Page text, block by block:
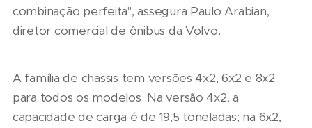
combinação perfeita", assegura Paulo Arabian,
diretor comercial de ônibus da Volvo.
A família de chassis tem versões 4x2, 6x2 e 8x2
para todos os modelos. Na versão 4x2, a
capacidade de carga é de 19,5 toneladas; na 6x2,